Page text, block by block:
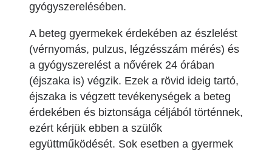
gyógyszerelésében.
A beteg gyermekek érdekében az észlelést
(vérnyomás, pulzus, légzésszám mérés) és
a gyógyszerelést a nővérek 24 órában
(éjszaka is) végzik. Ezek a rövid ideig tartó,
éjszaka is végzett tevékenységek a beteg
érdekében és biztonsága céljából történnek,
ezért kérjük ebben a szülők
együttműködését. Sok esetben a gyermek